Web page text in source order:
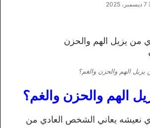
7 ديسمبر، 2025
يزيل الهم والحزن والغم؟
الهم والحزن والغم؟
نعيشه يعاني الشخص العادي من